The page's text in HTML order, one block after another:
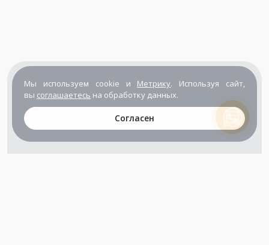
Мы используем cookie и Метрику. Используя сайт,
вы соглашаетесь на обработку данных.
Согласен